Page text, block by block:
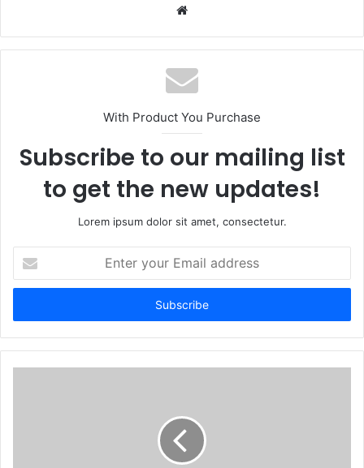
Website
With Product You Purchase
Subscribe to our mailing list
to get the new updates!
Lorem ipsum dolor sit amet, consectetur.
your
Email